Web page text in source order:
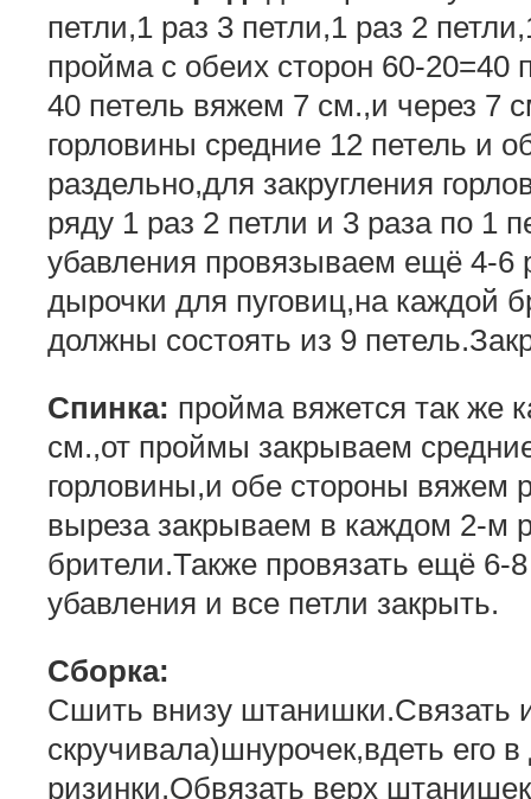
петли,1 раз 3 петли,1 раз 2
пройма с обеих сторон 60-20=40
40 петель вяжем 7 см.,и через 7
горловины средние 12 петель и
раздельно,для закругления
ряду 1 раз 2 петли и 3 раза по 1
убавления провязываем ещё 4-6
дырочки для пуговиц,на каждой
должны состоять из 9
Спинка: пройма вяжется так же
см.,от проймы закрываем
горловины,и обе стороны вяжем
выреза закрываем в каждом 2-м
брители.Также провязать ещё 6-
убавления и все петли закрыть.
Сборка:
Сшить внизу штанишки.Связать
скручивала)шнурочек,вдеть его
ризинки.Обвязать верх